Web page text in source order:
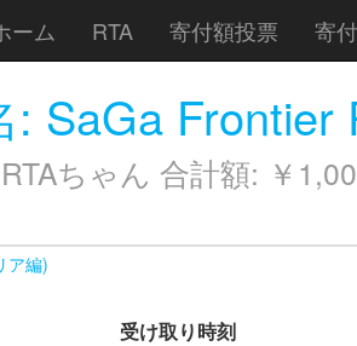
ーム RTA 寄付額投票 寄
: SaGa Frontier
ちゃん 合計額: ￥
ア編)
受け取り時刻